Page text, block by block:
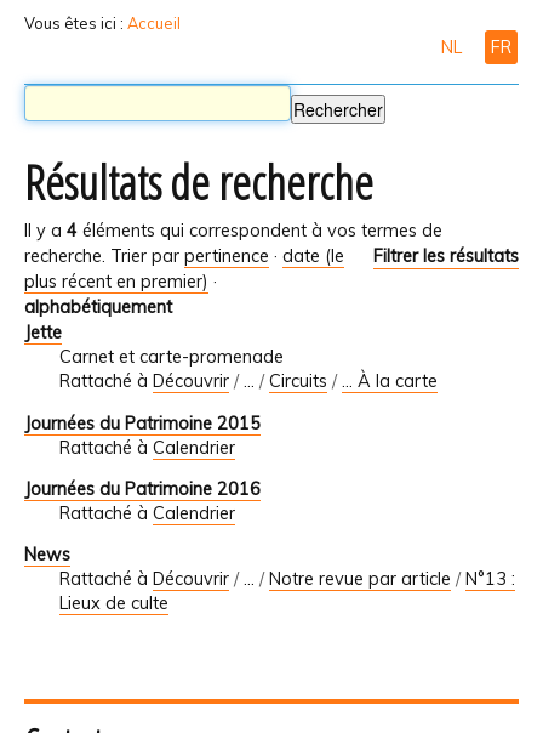
Vous êtes ici : Accueil
NL FR
Résultats de recherche
Il y a 4 éléments qui correspondent à vos termes de
recherche.
Filtrer les résultats
Trier par pertinence · date (le
plus récent en premier) ·
alphabétiquement
Jette
Carnet et carte-promenade
Rattaché à Découvrir /… /Circuits /... À la carte
Journées du Patrimoine 2015
Rattaché à Calendrier
Journées du Patrimoine 2016
Rattaché à Calendrier
News
Rattaché à Découvrir /… / Notre revue par article / N°13 :
Lieux de culte